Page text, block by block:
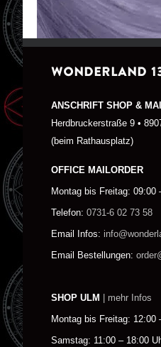
WONDERLAND
ANSCHRIFT SHOP &
Herdbruckerstraße 9 •
(beim Rathausplatz)
OFFICE MAILORDER
Montag bis Freitag: 09:00
Telefon: 0731-6 02 73 58
Email Infos:
Email Bestellungen:
SHOP ULM | mehr Infos
Montag bis Freitag: 12:00
Samstag: 11:00 – 18:00